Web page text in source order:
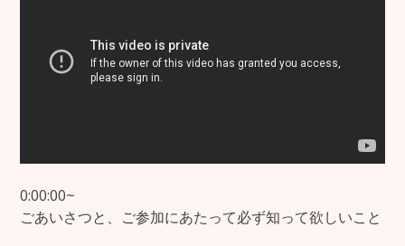
0:00:00~
ごあいさつと、ご参加にあたって必ず知って欲しいこと